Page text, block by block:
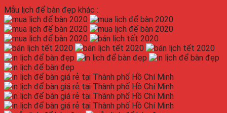
Mẫu lịch để bàn đẹp khác :